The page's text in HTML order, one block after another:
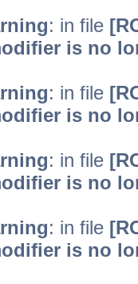
: in file
is no
: in file
is no
: in file
is no
: in file
is no